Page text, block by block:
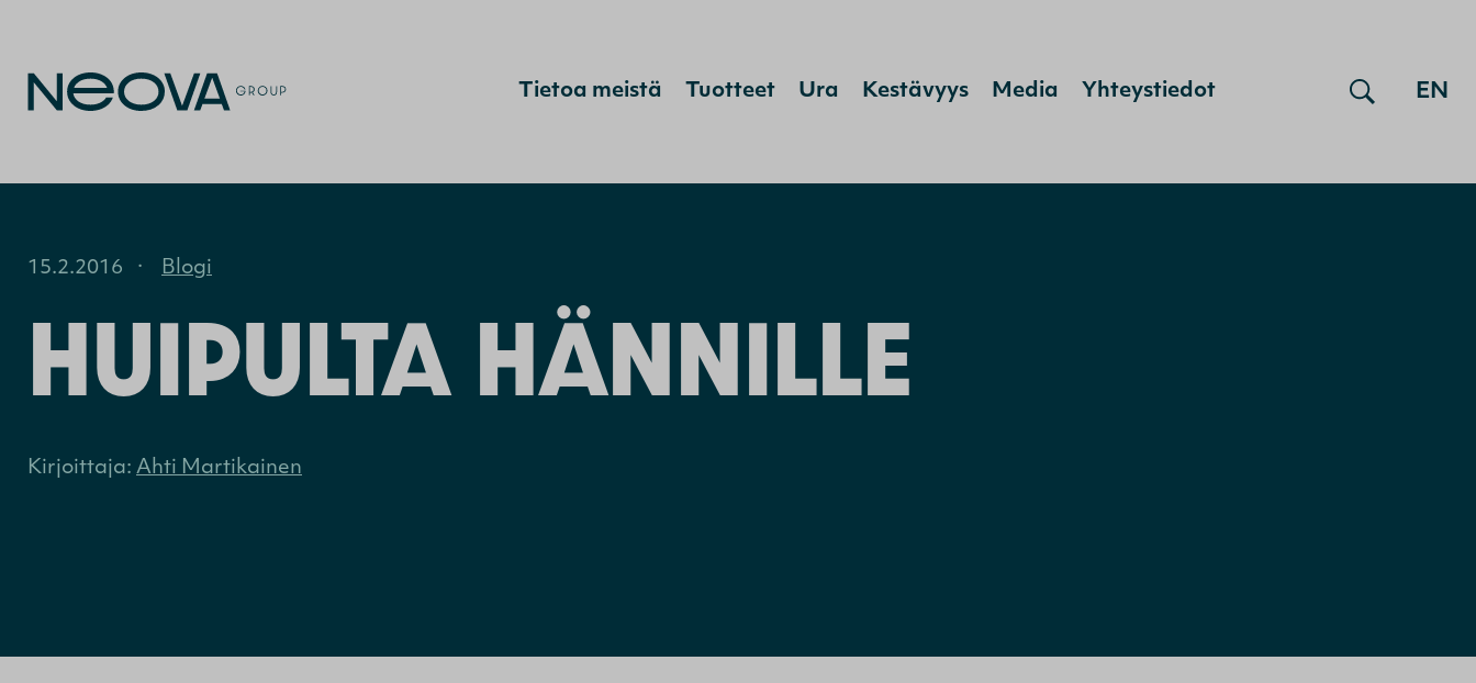
Tietoa meistä Tuotteet Ura Kestävyys Media Yhteystiedot EN
15.2.2016 · Blogi
HUIPULTA HÄNNILLE
Kirjoittaja: Ahti Martikainen